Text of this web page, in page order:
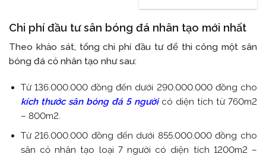
Chi phí đầu tư sân bóng đá nhân tạo mới nhất
Theo khảo sát, tổng chi phí đầu tư để thi công một sân
bóng đá cỏ nhân tạo như sau:
Từ 136.000.000 đồng đến dưới 290.000.000 đồng cho
kích thước sân bóng đá 5 ngườicó diện tích từ 760m2
– 800m2.
Từ 216.000.000 đồng đến dưới 855.000.000 đồng cho
sân cỏ nhân tạo loại 7 người có diện tích 1200m2 –